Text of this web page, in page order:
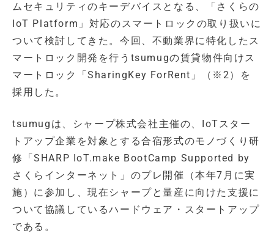
ムセキュリティのキーデバイスとなる、「さくらの
IoT Platform」対応のスマートロックの取り扱いに
ついて検討してきた。今回、不動業界に特化したス
マートロック開発を行うtsumugの賃貸物件向けス
マートロック「SharingKey ForRent」（※2）を
採用した。
tsumugは、シャープ株式会社主催の、IoTスター
トアップ企業を対象とする合宿形式のモノづくり研
修「SHARP IoT.make BootCamp Supported by
さくらインターネット」のプレ開催（本年7月に実
施）に参加し、現在シャープと量産に向けた支援に
ついて協議しているハードウェア・スタートアップ
である。